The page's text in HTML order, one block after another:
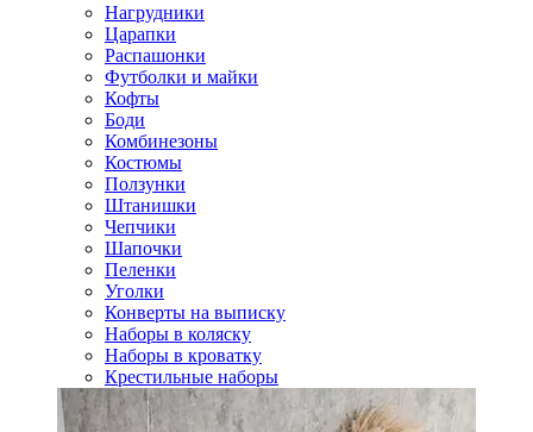
Нагрудники
Царапки
Распашонки
Футболки и майки
Кофты
Боди
Комбинезоны
Костюмы
Ползунки
Штанишки
Чепчики
Шапочки
Пеленки
Уголки
Конверты на выписку
Наборы в коляску
Наборы в кроватку
Крестильные наборы